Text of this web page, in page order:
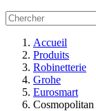
Accueil
Produits
Robinetterie
Grohe
Eurosmart
Cosmopolitan